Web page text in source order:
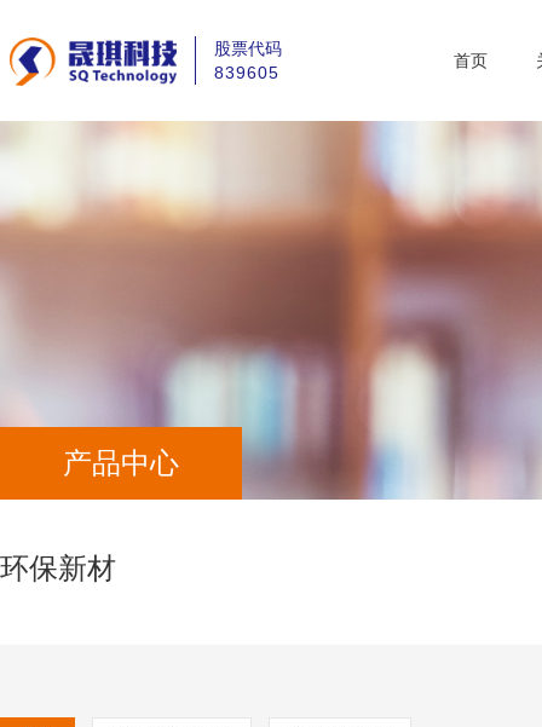
股票代码
839605
首页
产品中心
环保新材